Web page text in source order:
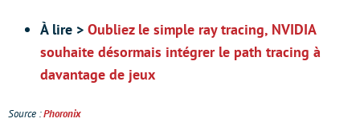
À lire > Oubliez le simple ray tracing, NVIDIA
souhaite désormais intégrer le path tracing à
davantage de jeux
Source :Phoronix